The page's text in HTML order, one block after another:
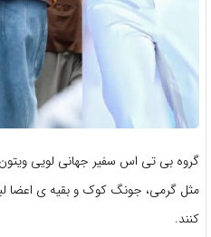
گروه بی تی اس سفير جهانی لویی
مثل گرمی، جونگ کوک و بقیه ی اعضا
کنند.